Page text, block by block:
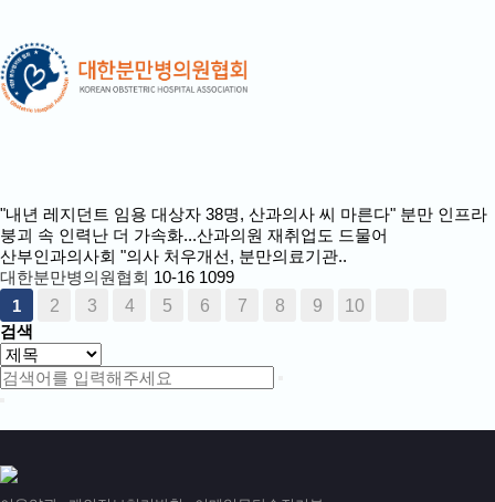
"내년 레지던트 임용 대상자 38명, 산과의사 씨 마른다" 분만 인프라
붕괴 속 인력난 더 가속화...산과의원 재취업도 드물어
산부인과의사회 "의사 처우개선, 분만의료기관..
대한분만병의원협회 10-16 1099
1
2 3 4 5 6 7 8 9 10
검색